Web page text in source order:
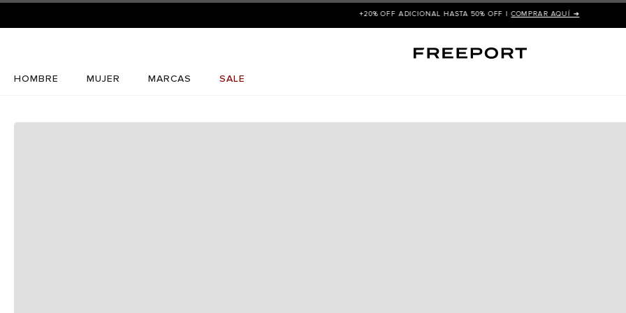
+20% OFF ADICIONAL HASTA 50% OFF |COMPRAR AQUÍ ➜
HOMBRE MUJER MARCAS SALE